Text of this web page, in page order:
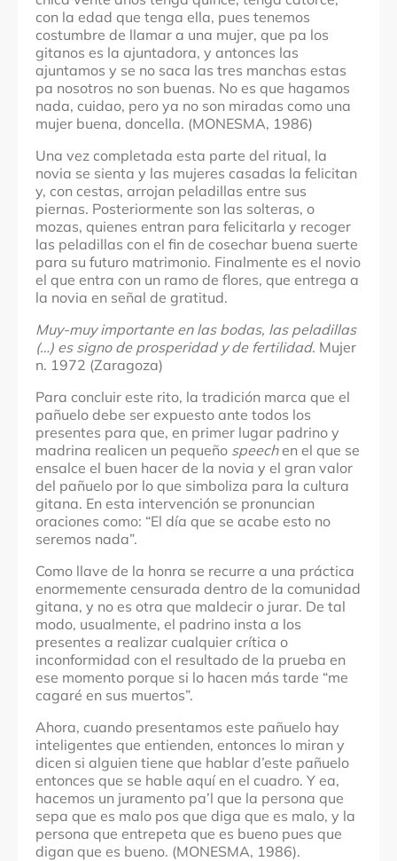
con la edad que tenga ella, pues tenemos
costumbre de llamar a una mujer, que pa los
gitanos es la ajuntadora, y antonces las
ajuntamos y se no saca las tres manchas estas
pa nosotros no son buenas. No es que hagamos
nada, cuidao, pero ya no son miradas como una
mujer buena, doncella. (MONESMA, 1986)
Una vez completada esta parte del ritual, la
novia se sienta y las mujeres casadas la felicitan
y, con cestas, arrojan peladillas entre sus
piernas. Posteriormente son las solteras, o
mozas, quienes entran para felicitarla y recoger
las peladillas con el fin de cosechar buena suerte
para su futuro matrimonio. Finalmente es el novio
el que entra con un ramo de flores, que entrega a
la novia en señal de gratitud.
Muy-muy importante en las bodas, las peladillas
(…) es signo de prosperidad y de fertilidad. Mujer
n. 1972 (Zaragoza)
Para concluir este rito, la tradición marca que el
pañuelo debe ser expuesto ante todos los
presentes para que, en primer lugar padrino y
madrina realicen un pequeño speechen el que se
ensalce el buen hacer de la novia y el gran valor
del pañuelo por lo que simboliza para la cultura
gitana. En esta intervención se pronuncian
oraciones como: “El día que se acabe esto no
seremos nada”.
Como llave de la honra se recurre a una práctica
enormemente censurada dentro de la comunidad
gitana, y no es otra que maldecir o jurar. De tal
modo, usualmente, el padrino insta a los
presentes a realizar cualquier crítica o
inconformidad con el resultado de la prueba en
ese momento porque si lo hacen más tarde “me
cagaré en sus muertos”.
Ahora, cuando presentamos este pañuelo hay
inteligentes que entienden, entonces lo miran y
dicen si alguien tiene que hablar d’este pañuelo
entonces que se hable aquí en el cuadro. Y ea,
hacemos un juramento pa’l que la persona que
sepa que es malo pos que diga que es malo, y la
persona que entrepeta que es bueno pues que
digan que es bueno. (MONESMA, 1986).